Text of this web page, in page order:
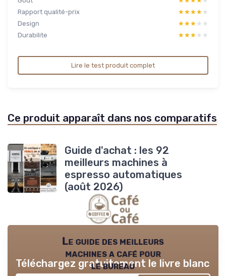
Rapport qualité-prix
★★★★★
★★★★★
Design
★★★★★
★★★★★
Durabilite
★★★★★
★★★★★
Lire le test produit complet
Ce produit apparaît dans nos comparatifs
Guide d'achat : les 92
meilleurs machines à
espresso automatiques
(août 2026)
Le guide des meilleurs
machines a café pour
le bureau
Téléchargez gratuitement le livre blanc